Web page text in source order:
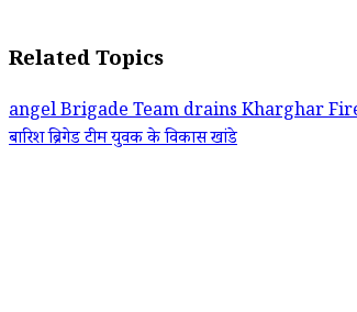
Related Topics
angelBrigade TeamdrainsKharghar
बारिशब्रिगेड टीमयुवक केविकास खांडे